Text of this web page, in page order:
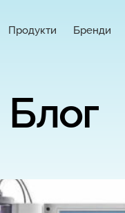
Продукти Бренди
Блог